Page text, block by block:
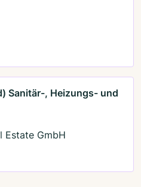
Sanitär-, Heizungs- und
Estate GmbH